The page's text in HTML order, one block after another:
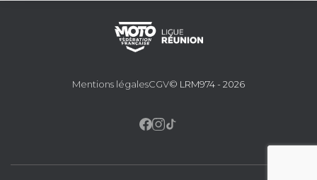
Mentions légalesCGV© LRM974 - 2026